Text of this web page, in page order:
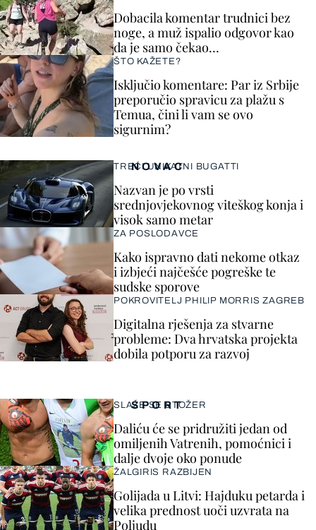
Dobacila komentar trudnici bez
noge, a muž ispalio odgovor kao
da je samo čekao…
ŠTO KAŽETE?
Isključio komentare: Par iz Srbije
preporučio spravicu za plažu s
Temua, čini li vam se ovo
sigurnim?
SPORT
SLAŽE SE STOŽER
Daliću će se pridružiti jedan od
omiljenih Vatrenih, pomoćnici i
dalje dvoje oko ponude
ŽALGIRIS RAZBIJEN
Golijada u Litvi: Hajduku petarda i
velika prednost uoči uzvrata na
Poljudu
NOVAC
TREĆI UNIKATNI BUGATTI
Nazvan je po vrsti
srednjovjekovnog viteškog konja i
visok samo metar
ZA POSLODAVCE
Kako ispravno dati nekome otkaz
i izbjeći najčešće pogreške te
sudske sporove
POKROVITELJ PHILIP MORRIS ZAGREB
Digitalna rješenja za stvarne
probleme: Dva hrvatska projekta
dobila potporu za razvoj